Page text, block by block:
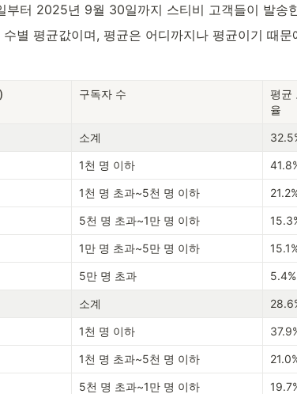
부터 2025년 9월 30일까지 스티비 고객들이 발송
별 평균값이며, 평균은 어디까지나 평균이기 때
구독자 수
평균
율
소계
1천 명 이하
1천 명 초과~5천 명 이하
5천 명 초과~1만 명 이하
1만 명 초과~5만 명 이하
5만 명 초과 5.4%
소계
1천 명 이하
1천 명 초과~5천 명 이하
5천 명 초과~1만 명 이하